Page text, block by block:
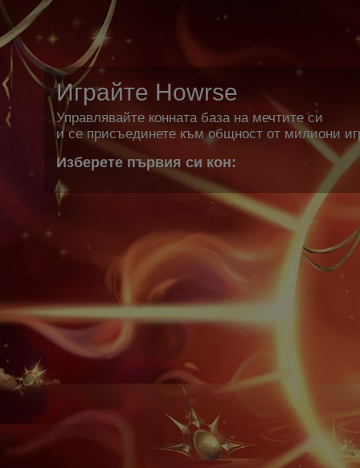
Играйте Howrse
Управлявайте конната база на мечтите си
и се присъединете към общност от милиони
Изберете първия си кон: